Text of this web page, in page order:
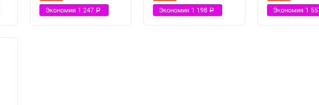
Экономия 1 247 Р
Экономия 1 198Р
Экономия 1